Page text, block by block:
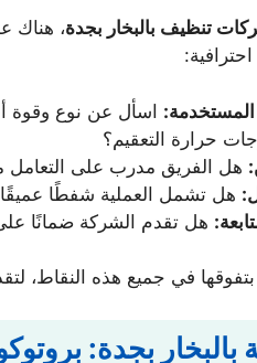
تنظيف بالبخار بجدة، هناك
المستخدمة: اسأل عن نوع وقوة
حرارة التعقيم؟
هل الفريق مدرب على التعامل
هل تشمل العملية شفطًا عميقًا
هل تقدم الشركة ضمانًا
في جميع هذه النقاط،